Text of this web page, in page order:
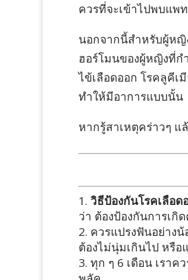
ควรที่จะเข้าไปพบแพ
นอกจากนี้สำหรับผู้หญิ
ฮอร์โมนของผู้หญิงที่ก
ไข้เลือดออก โรคลูคีเ
ทำให้มีอาการแบบนั้น
หากรู้สาเหตุคร่าวๆ แ
วิธีป้องกันโรคเลือ
ว่า ต้องป้องกันการเกิ
ควรแปรงฟันอย่างน้
ต้องไม่นุ่มเกินไป หรื
ทุก ๆ 6 เดือน เรา